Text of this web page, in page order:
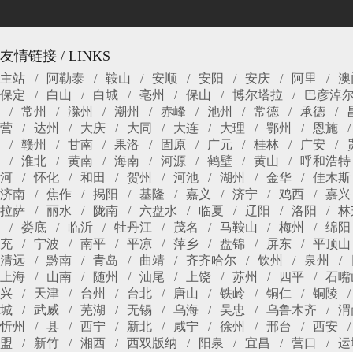
友情链接 / LINKS
主站 阿勒泰 鞍山 安顺 安阳 安庆 阿里
澳
保定
白山 白城 亳州 保山 博尔塔拉
巴彦淖
常州
滁州 潮州 赤峰 池州 常德 承德
营
达州 大庆 大同 大连 大理 鄂州
恩施
赣州
甘南 果洛 固原 广元 桂林 广安
淮北
黄南 海南 河源 鹤壁 黄山
呼和浩特
河
怀化 和田 贺州 河池 湖州 金华
佳木斯
济南
焦作 揭阳 基隆 嘉义 济宁 鸡西
嘉兴
拉萨
丽水 陇南 六盘水 临夏 辽阳 洛阳
林
娄底
临沂 牡丹江 茂名 马鞍山 梅州
绵阳
充
宁波 南平 平凉 萍乡 盘锦 屏东
平顶山
清远
黔南 青岛 曲靖 齐齐哈尔 钦州 泉州
上海
山南 随州 汕尾 上饶 苏州 四平
石嘴
兴
天津 台州 台北 唐山 铁岭 铜仁
铜陵
城
武威 芜湖 无锡 乌海 吴忠 乌鲁木齐
渭
忻州
县 西宁 新北 咸宁 徐州 邢台
西安
盟
新竹 湘西 西双版纳 阳泉 宜昌 营口
运